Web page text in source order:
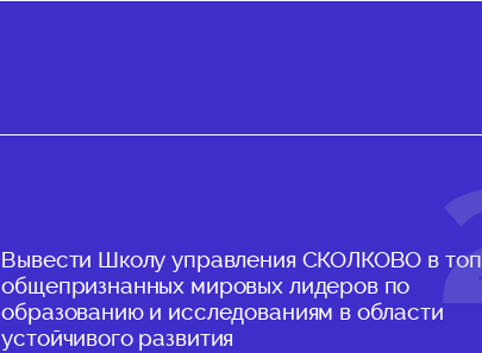
Вывести Школу управления СКОЛКОВО в топ
общепризнанных мировых лидеров по
образованию и исследованиям в области
устойчивого развития